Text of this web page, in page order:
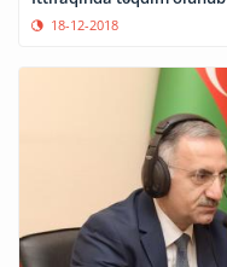
18-12-2018